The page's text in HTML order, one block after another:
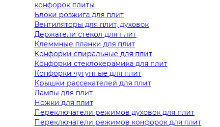
конфорок плиты
Блоки розжига для плит
Вентиляторы для плит, духовок
Держатели стекол для плит
Клеммные планки для плит
Конфорки спиральные для плит
Конфорки стеклокерамика для плит
Конфорки чугунные для плит
Крышки рассекателей для плит
Лампы для плит
Ножки для плит
Переключатели режимов духовок для плит
Переключатели режимов конфорок для плит